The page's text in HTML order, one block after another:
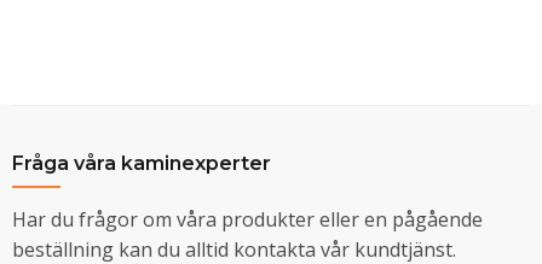
Fråga våra kaminexperter
Har du frågor om våra produkter eller en pågående
beställning kan du alltid kontakta vår kundtjänst.